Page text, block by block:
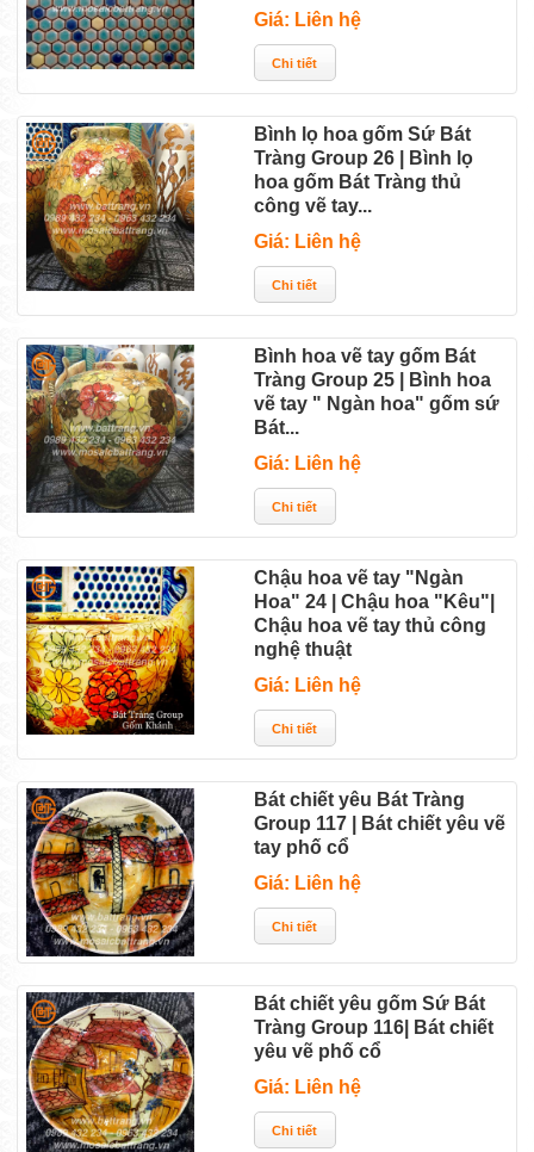
Giá: Liên hệ
Bình lọ hoa gốm Sứ Bát
Tràng Group 26 | Bình lọ
hoa gốm Bát Tràng thủ
công vẽ tay...
Giá: Liên hệ
Bình hoa vẽ tay gốm Bát
Tràng Group 25 | Bình hoa
vẽ tay " Ngàn hoa" gốm sứ
Bát...
Giá: Liên hệ
Chậu hoa vẽ tay "Ngàn
Hoa" 24 | Chậu hoa "Kêu"|
Chậu hoa vẽ tay thủ công
nghệ thuật
Giá: Liên hệ
Bát chiết yêu Bát Tràng
Group 117 | Bát chiết yêu vẽ
tay phố cổ
Giá: Liên hệ
Bát chiết yêu gốm Sứ Bát
Tràng Group 116| Bát chiết
yêu vẽ phố cổ
Giá: Liên hệ